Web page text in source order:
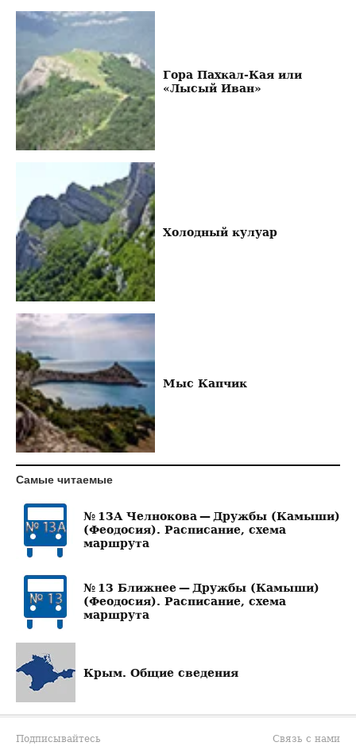
Гора Пахкал-Кая или
«Лысый Иван»
Холодный кулуар
Мыс Капчик
Самые читаемые
№ 13А Челнокова — Дружбы (Камыши)
(Феодосия). Расписание, схема
маршрута
№ 13 Ближнее — Дружбы (Камыши)
(Феодосия). Расписание, схема
маршрута
Крым. Общие сведения
Подписывайтесь
Связь с нами